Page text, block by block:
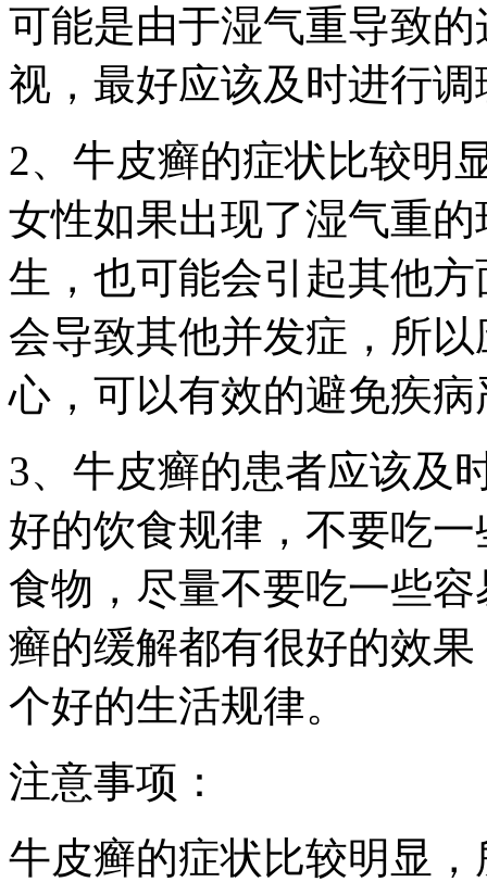
可能是由于湿气重导致
视，最好应该及时进行
2、牛皮癣的症状比较明
女性如果出现了湿气重
生，也可能会引起其他
会导致其他并发症，所
心，可以有效的避免疾
3、牛皮癣的患者应该及
好的饮食规律，不要吃
食物，尽量不要吃一些
癣的缓解都有很好的效
个好的生活规律。
注意事项：
牛皮癣的症状比较明显